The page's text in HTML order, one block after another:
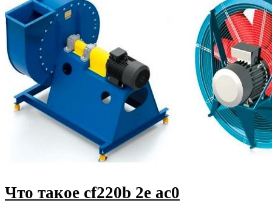
Что такое cf220b 2e ac0